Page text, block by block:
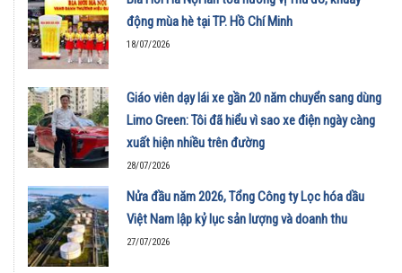
động mùa hè tại TP. Hồ Chí Minh
18/07/2026
Giáo viên dạy lái xe gần 20 năm chuyển sang dùng
Limo Green: Tôi đã hiểu vì sao xe điện ngày càng
xuất hiện nhiều trên đường
28/07/2026
Nửa đầu năm 2026, Tổng Công ty Lọc hóa dầu
Việt Nam lập kỷ lục sản lượng và doanh thu
27/07/2026